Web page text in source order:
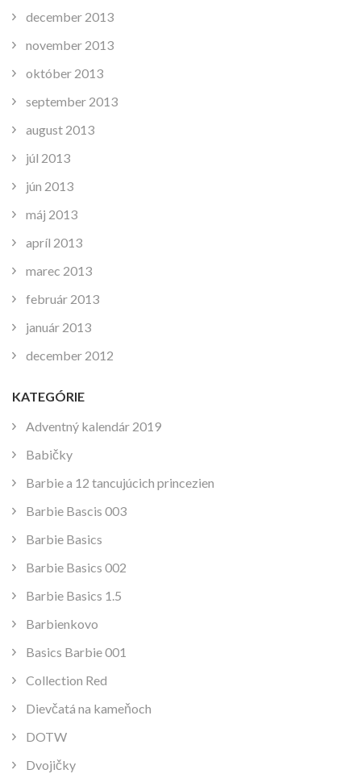
december 2013
november 2013
október 2013
september 2013
august 2013
júl 2013
jún 2013
máj 2013
apríl 2013
marec 2013
február 2013
január 2013
december 2012
KATEGÓRIE
Adventný kalendár 2019
Babičky
Barbie a 12 tancujúcich princezien
Barbie Bascis 003
Barbie Basics
Barbie Basics 002
Barbie Basics 1.5
Barbienkovo
Basics Barbie 001
Collection Red
Dievčatá na kameňoch
DOTW
Dvojičky